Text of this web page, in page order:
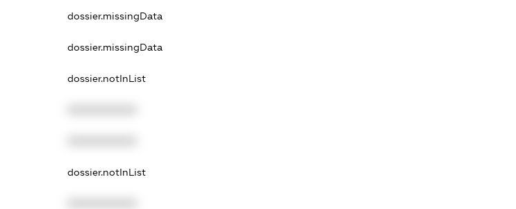
dossier.missingData
dossier.missingData
dossier.notInList
dossier.notInList